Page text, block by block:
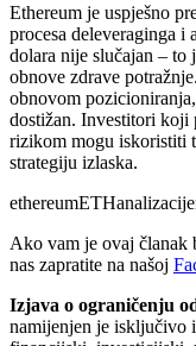
Ethereum je uspješno
procesa deleveraginga i
dolara nije slučajan – to
obnove zdrave
obnovom
dostižan. Investitori koji
rizikom mogu iskoristiti
strategiju izlaska.
ethereumETHanaliza
Ako vam je ovaj članak
nas zapratite na našoj
Izjava o ograničenju
namijenjen je isključivo